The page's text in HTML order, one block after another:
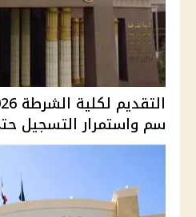
سم واستمرار التسجيل حتى 27